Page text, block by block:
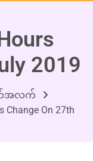
2019
အလက်
Change On 27th